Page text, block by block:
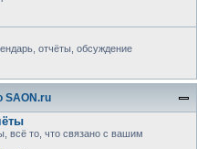
отчёты, обсуждение
SAON.ru
всё то, что связано с вашим